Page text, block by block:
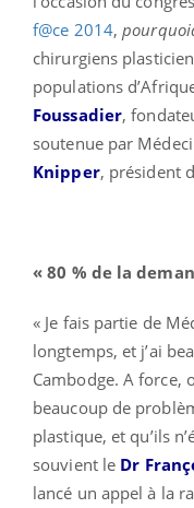
f@ce 2014,
chirurgiens
populations
Foussadier,
soutenue par
Knipper, président
« 80 % de la
« Je fais partie de
longtemps, et j’ai
Cambodge. A force,
beaucoup de
plastique, et qu’ils
souvient le Dr
lancé un appel à la